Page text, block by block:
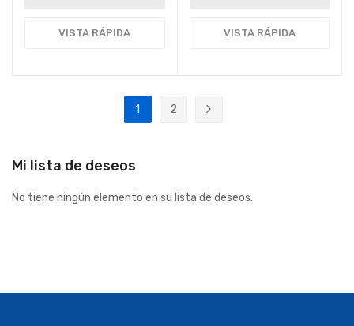
VISTA RÁPIDA VISTA RÁPIDA
Página
Actualmente estás leyendo página
1
2
Mi lista de deseos
No tiene ningún elemento en su lista de deseos.